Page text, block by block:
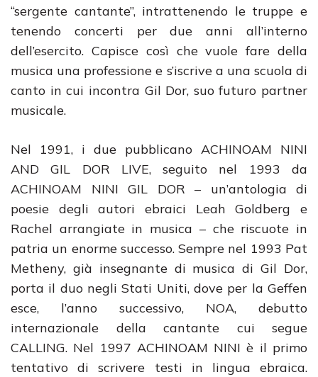
“sergente cantante”, intrattenendo le truppe e
tenendo concerti per due anni all’interno
dell’esercito. Capisce così che vuole fare della
musica una professione e s’iscrive a una scuola di
canto in cui incontra Gil Dor, suo futuro partner
musicale.
Nel 1991, i due pubblicano ACHINOAM NINI
AND GIL DOR LIVE, seguito nel 1993 da
ACHINOAM NINI GIL DOR – un’antologia di
poesie degli autori ebraici Leah Goldberg e
Rachel arrangiate in musica – che riscuote in
patria un enorme successo. Sempre nel 1993 Pat
Metheny, già insegnante di musica di Gil Dor,
porta il duo negli Stati Uniti, dove per la Geffen
esce, l’anno successivo, NOA, debutto
internazionale della cantante cui segue
CALLING. Nel 1997 ACHINOAM NINI è il primo
tentativo di scrivere testi in lingua ebraica.